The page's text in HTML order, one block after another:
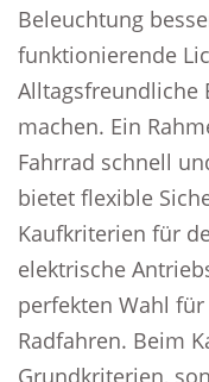
Beleuchtung
funktionierende
Alltagsfreundliche
machen. Ein
Fahrrad schnell
bietet flexible
Kaufkriterien für
elektrische
perfekten Wahl
Radfahren. Beim
Grundkriterien,